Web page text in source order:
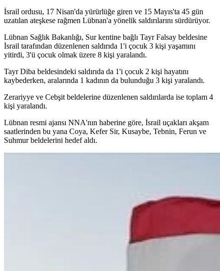
İsrail ordusu, 17 Nisan'da yürürlüğe giren ve 15 Mayıs'ta 45 gün
uzatılan ateşkese rağmen Lübnan'a yönelik saldırılarını sürdürüyor.
Lübnan Sağlık Bakanlığı, Sur kentine bağlı Tayr Falsay beldesine
İsrail tarafından düzenlenen saldırıda 1'i çocuk 3 kişi yaşamını
yitirdi, 3'ü çocuk olmak üzere 8 kişi yaralandı.
Tayr Diba beldesindeki saldırıda da 1'i çocuk 2 kişi hayatını
kaybederken, aralarında 1 kadının da bulunduğu 3 kişi yaralandı.
Zerariyye ve Cebşit beldelerine düzenlenen saldırılarda ise toplam 4
kişi yaralandı.
Lübnan resmi ajansı NNA'nın haberine göre, İsrail uçakları akşam
saatlerinden bu yana Coya, Kefer Sir, Kusaybe, Tebnin, Ferun ve
Suhmur beldelerini hedef aldı.